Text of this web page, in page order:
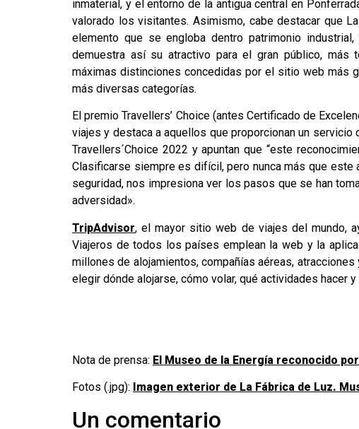
inmaterial, y el entorno de la antigua central en
valorado los visitantes. Asimismo, cabe destacar que
elemento que se engloba dentro patrimonio
demuestra así su atractivo para el gran público, más
máximas distinciones concedidas por el sitio web más
más diversas categorías.
El premio Travellers’ Choice (antes Certificado de
viajes y destaca a aquellos que proporcionan un
Travellers´Choice 2022 y apuntan que “este
Clasificarse siempre es difícil, pero nunca más que este
seguridad, nos impresiona ver los pasos que se han
adversidad».
TripAdvisor, el mayor sitio web de viajes del mundo,
Viajeros de todos los países emplean la web y la
millones de alojamientos, compañías aéreas,
elegir dónde alojarse, cómo volar, qué actividades hacer
Nota de prensa: El Museo de la Energía reconocido
Fotos (.jpg): Imagen exterior de La Fábrica de Luz.
Un comentario